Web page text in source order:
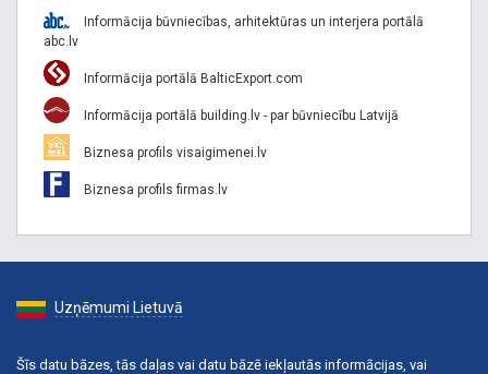
Informācija būvniecības, arhitektūras un interjera portālā
abc.lv
Informācija portālā BalticExport.com
Informācija portālā building.lv - par būvniecību Latvijā
Biznesa profils visaigimenei.lv
Biznesa profils firmas.lv
Uzņēmumi Lietuvā
Šīs datu bāzes, tās daļas vai datu bāzē iekļautās informācijas, vai